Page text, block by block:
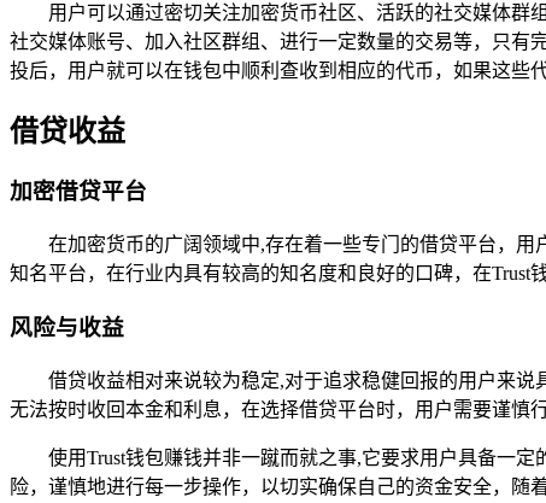
用户可以通过密切关注加密货币社区、活跃的社交媒体群
社交媒体账号、加入社区群组、进行一定数量的交易等，只有
投后，用户就可以在钱包中顺利查收到相应的代币，如果这些
借贷收益
加密借贷平台
在加密货币的广阔领域中,存在着一些专门的借贷平台，
知名平台，在行业内具有较高的知名度和良好的口碑，在Trust
风险与收益
借贷收益相对来说较为稳定,对于追求稳健回报的用户来
无法按时收回本金和利息，在选择借贷平台时，用户需要谨慎
使用Trust钱包赚钱并非一蹴而就之事,它要求用户具备一
险，谨慎地进行每一步操作，以切实确保自己的资金安全，